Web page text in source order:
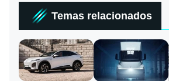
Temas relacionados